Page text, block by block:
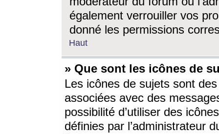
également verrouiller vos
donné les permissions
Haut
» Que sont les icônes de
Les icônes de sujets sont
associées avec des
possibilité d’utiliser des
définies par l’administrateur